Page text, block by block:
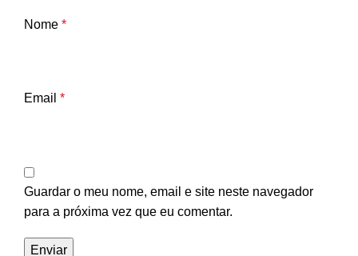
Nome *
Email *
Guardar o meu nome, email e site neste navegador
para a próxima vez que eu comentar.